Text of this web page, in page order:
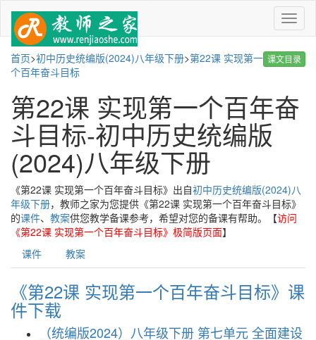
菜
单
课文目录
首页>初中历史统编版(2024)八年级下册>第22课 实现第一
个百年奋斗目标
第22课 实现第一个百年奋
斗目标-初中历史统编版
(2024)八年级下册
《第22课 实现第一个百年奋斗目标》出自初中历史统编版(2024)八
年级下册，教师之家为您提供《第22课 实现第一个百年奋斗目标》
的课件、 教案供您教学备课参考，希望对您的备课有帮助。【访问
《第22课 实现第一个百年奋斗目标》极简版页面】
课件
教案
《第22课 实现第一个百年奋斗目标》课
件下载
（统编版2024）八年级下册 第七单元 全面建设